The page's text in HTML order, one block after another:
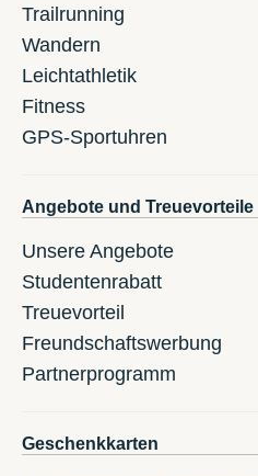
Trailrunning
Wandern
Leichtathletik
Fitness
GPS-Sportuhren
Angebote und Treuevorteile
Unsere Angebote
Studentenrabatt
Treuevorteil
Freundschaftswerbung
Partnerprogramm
Geschenkkarten